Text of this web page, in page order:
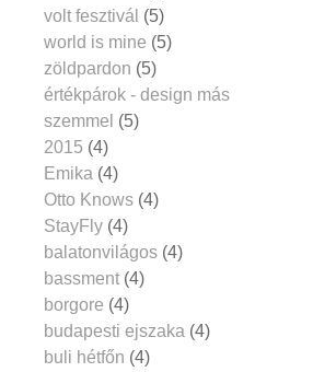
volt fesztivál (5)
world is mine (5)
zöldpardon (5)
értékpárok - design más
szemmel (5)
2015 (4)
Emika (4)
Otto Knows (4)
StayFly (4)
balatonvilágos (4)
bassment (4)
borgore (4)
budapesti ejszaka (4)
buli hétfőn (4)